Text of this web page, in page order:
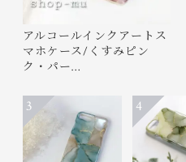
アルコールインクアートス
マホケース/くすみピン
ク・パー…
3 4